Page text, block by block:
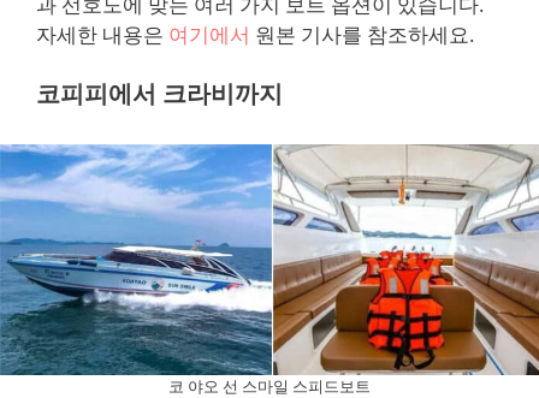
자세한 내용은 여기에서 원본 기사를 참조하세요.
코피피에서 크라비까지
코 야오 선 스마일 스피드보트